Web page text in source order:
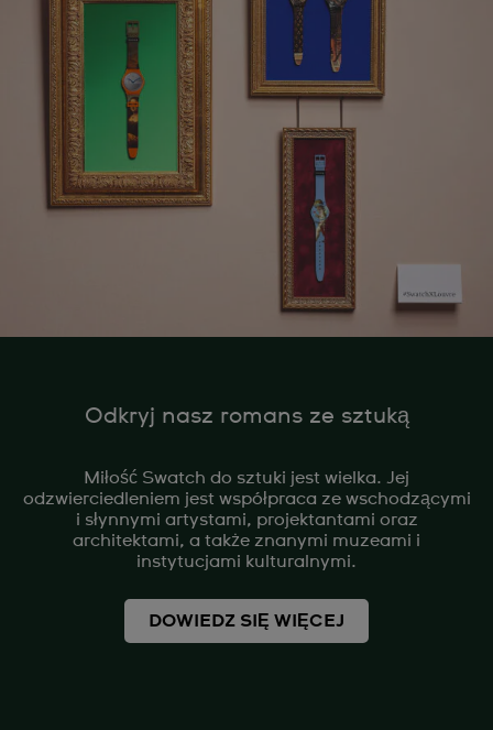
Odkryj nasz romans ze sztuką
Miłość Swatch do sztuki jest wielka. Jej
odzwierciedleniem jest współpraca ze wschodzącymi
i słynnymi artystami, projektantami oraz
architektami, a także znanymi muzeami i
instytucjami kulturalnymi.
DOWIEDZ SIĘ WIĘCEJ